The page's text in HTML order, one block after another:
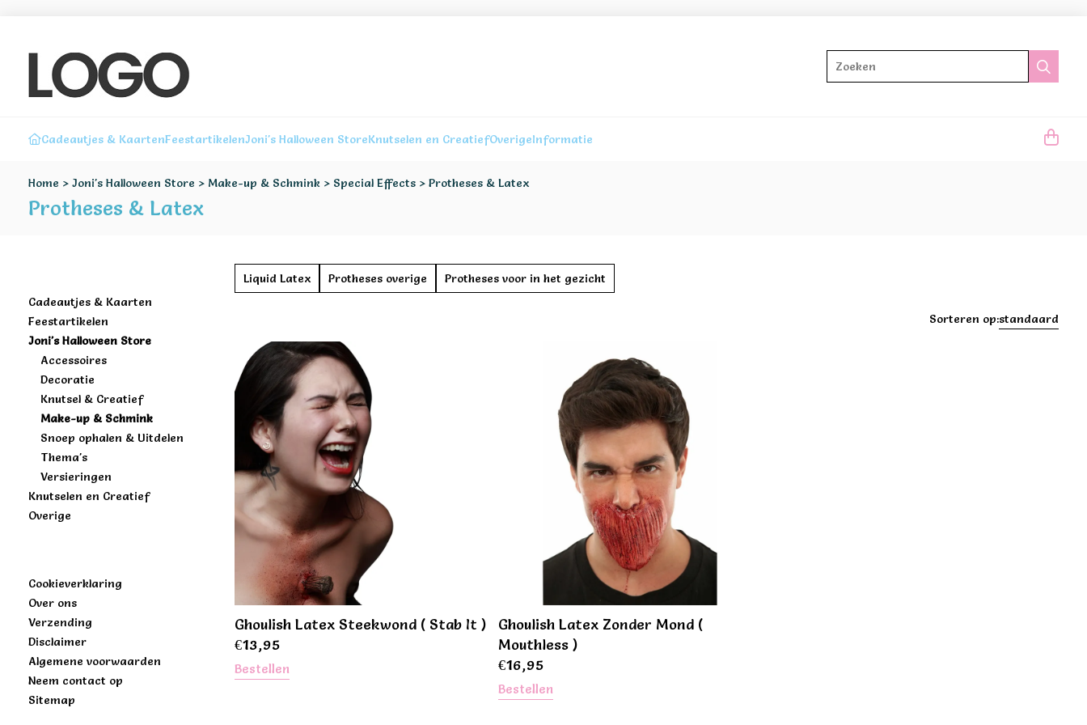
Zoeken
Cadeautjes & KaartenFeestartikelenJoni's Halloween StoreKnutselen en CreatiefOverigeInformatie
Home > Joni's Halloween Store > Make-up & Schmink > Special Effects > Protheses & Latex
Protheses & Latex
Cadeautjes & Kaarten
Feestartikelen
Joni's Halloween Store
Accessoires
Decoratie
Knutsel & Creatief
Make-up & Schmink
Snoep ophalen & Uitdelen
Thema's
Versieringen
Knutselen en Creatief
Overige
Cookieverklaring
Over ons
Verzending
Disclaimer
Algemene voorwaarden
Neem contact op
Sitemap
Liquid Latex Protheses overige Protheses voor in het gezicht
Sorteren op:standaard
Ghoulish Latex Steekwond ( Stab It )
€13,95
Bestellen
Ghoulish Latex Zonder Mond (
Mouthless )
€16,95
Bestellen